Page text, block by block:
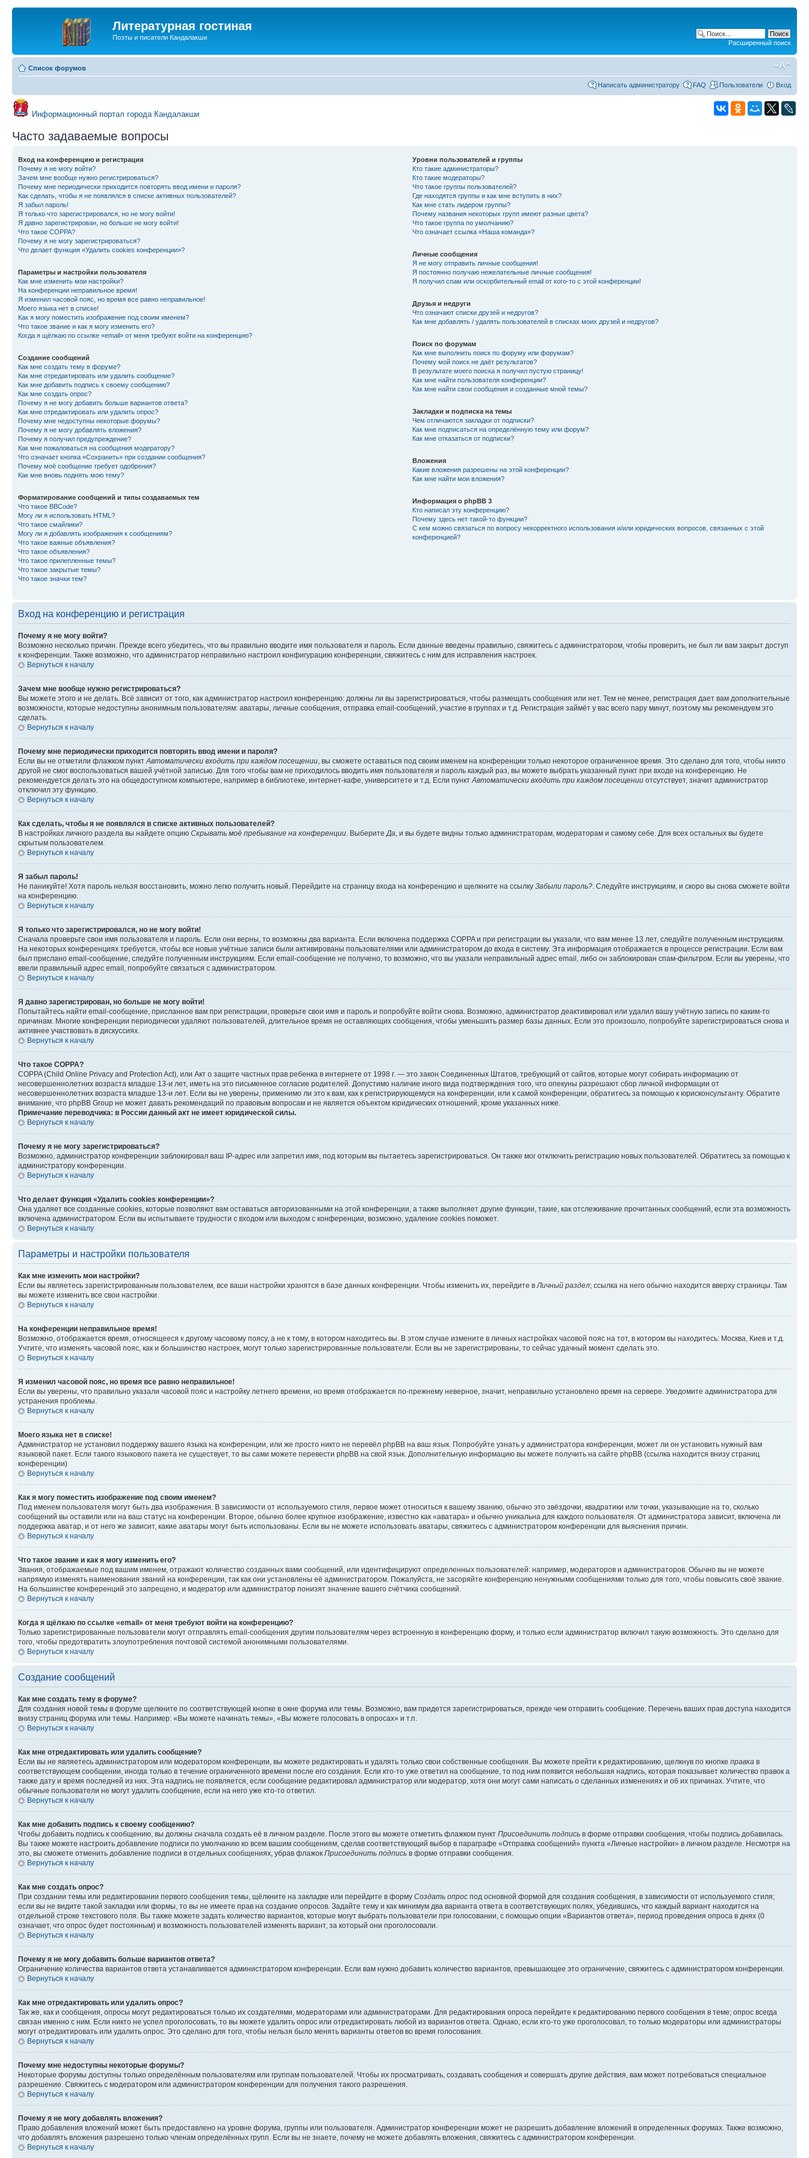
Литературная гостиная
Поэты и писатели Кандалакши
Расширенный поиск
Список форумов
Написать администратору FAQ Пользователи Вход
Информационный портал города Кандалакши
Часто задаваемые вопросы
Вход на конференцию и регистрация
Почему я не могу войти?
Зачем мне вообще нужно регистрироваться?
Почему мне периодически приходится повторять ввод имени и пароля?
Как сделать, чтобы я не появлялся в списке активных пользователей?
Я забыл пароль!
Я только что зарегистрировался, но не могу войти!
Я давно зарегистрирован, но больше не могу войти!
Что такое COPPA?
Почему я не могу зарегистрироваться?
Что делает функция «Удалить cookies конференции»?
Параметры и настройки пользователя
Как мне изменить мои настройки?
На конференции неправильное время!
Я изменил часовой пояс, но время все равно неправильное!
Моего языка нет в списке!
Как я могу поместить изображение под своим именем?
Что такое звание и как я могу изменить его?
Когда я щёлкаю по ссылке «email» от меня требуют войти на конференцию?
Создание сообщений
Как мне создать тему в форуме?
Как мне отредактировать или удалить сообщение?
Как мне добавить подпись к своему сообщению?
Как мне создать опрос?
Почему я не могу добавить больше вариантов ответа?
Как мне отредактировать или удалить опрос?
Почему мне недоступны некоторые форумы?
Почему я не могу добавлять вложения?
Почему я получил предупреждение?
Как мне пожаловаться на сообщения модератору?
Что означает кнопка «Сохранить» при создании сообщения?
Почему моё сообщение требует одобрения?
Как мне вновь поднять мою тему?
Форматирование сообщений и типы создаваемых тем
Что такое BBCode?
Могу ли я использовать HTML?
Что такое смайлики?
Могу ли я добавлять изображения к сообщениям?
Что такое важные объявления?
Что такое объявления?
Что такое прилепленные темы?
Что такое закрытые темы?
Что такое значки тем?
Уровни пользователей и группы
Кто такие администраторы?
Кто такие модераторы?
Что такое группы пользователей?
Где находятся группы и как мне вступить в них?
Как мне стать лидером группы?
Почему названия некоторых групп имеют разные цвета?
Что такое группа по умолчанию?
Что означает ссылка «Наша команда»?
Личные сообщения
Я не могу отправить личные сообщения!
Я постоянно получаю нежелательные личные сообщения!
Я получил спам или оскорбительный email от кого-то с этой конференции!
Друзья и недруги
Что означают списки друзей и недругов?
Как мне добавлять / удалять пользователей в списках моих друзей и недругов?
Поиск по форумам
Как мне выполнить поиск по форуму или форумам?
Почему мой поиск не даёт результатов?
В результате моего поиска я получил пустую страницу!
Как мне найти пользователя конференции?
Как мне найти свои сообщения и созданные мной темы?
Закладки и подписка на темы
Чем отличаются закладки от подписки?
Как мне подписаться на определённую тему или форум?
Как мне отказаться от подписки?
Вложения
Какие вложения разрешены на этой конференции?
Как мне найти мои вложения?
Информация о phpBB 3
Кто написал эту конференцию?
Почему здесь нет такой-то функции?
С кем можно связаться по вопросу некорректного использования и/или юридических вопросов, связанных с этой
конференцией?
Вход на конференцию и регистрация
Почему я не могу войти?
Возможно несколько причин. Прежде всего убедитесь, что вы правильно вводите имя пользователя и пароль. Если данные введены правильно, свяжитесь с администратором, чтобы проверить, не был ли вам закрыт доступ
к конференции. Также возможно, что администратор неправильно настроил конфигурацию конференции, свяжитесь с ним для исправления настроек.
Вернуться к началу
Зачем мне вообще нужно регистрироваться?
Вы можете этого и не делать. Всё зависит от того, как администратор настроил конференцию: должны ли вы зарегистрироваться, чтобы размещать сообщения или нет. Тем не менее, регистрация дает вам дополнительные
возможности, которые недоступны анонимным пользователям: аватары, личные сообщения, отправка email-сообщений, участие в группах и т.д. Регистрация займёт у вас всего пару минут, поэтому мы рекомендуем это
сделать.
Вернуться к началу
Почему мне периодически приходится повторять ввод имени и пароля?
Если вы не отметили флажком пункт Автоматически входить при каждом посещении , вы сможете оставаться под своим именем на конференции только некоторое ограниченное время. Это сделано для того, чтобы никто
другой не смог воспользоваться вашей учётной записью. Для того чтобы вам не приходилось вводить имя пользователя и пароль каждый раз, вы можете выбрать указанный пункт при входе на конференцию. Не
рекомендуется делать это на общедоступном компьютере, например в библиотеке, интернет-кафе, университете и т.д. Если пункт Автоматически входить при каждом посещении отсутствует, значит администратор
отключил эту функцию.
Вернуться к началу
Как сделать, чтобы я не появлялся в списке активных пользователей?
В настройках личного раздела вы найдете опцию Скрывать моё пребывание на конференции . Выберите Да , и вы будете видны только администраторам, модераторам и самому себе. Для всех остальных вы будете
скрытым пользователем.
Вернуться к началу
Я забыл пароль!
Не паникуйте! Хотя пароль нельзя восстановить, можно легко получить новый. Перейдите на страницу входа на конференцию и щелкните на ссылку Забыли пароль? . Следуйте инструкциям, и скоро вы снова сможете войти
на конференцию.
Вернуться к началу
Я только что зарегистрировался, но не могу войти!
Сначала проверьте свои имя пользователя и пароль. Если они верны, то возможны два варианта. Если включена поддержка COPPA и при регистрации вы указали, что вам менее 13 лет, следуйте полученным инструкциям.
На некоторых конференциях требуется, чтобы все новые учётные записи были активированы пользователями или администратором до входа в систему. Эта информация отображается в процессе регистрации. Если вам
был прислано email-сообщение, следуйте полученным инструкциям. Если email-сообщение не получено, то возможно, что вы указали неправильный адрес email, либо он заблокирован спам-фильтром. Если вы уверены, что
ввели правильный адрес email, попробуйте связаться с администратором.
Вернуться к началу
Я давно зарегистрирован, но больше не могу войти!
Попытайтесь найти email-сообщение, присланное вам при регистрации, проверьте свои имя и пароль и попробуйте войти снова. Возможно, администратор деактивировал или удалил вашу учётную запись по каким-то
причинам. Многие конференции периодически удаляют пользователей, длительное время не оставляющих сообщения, чтобы уменьшить размер базы данных. Если это произошло, попробуйте зарегистрироваться снова и
активнее участвовать в дискуссиях.
Вернуться к началу
Что такое COPPA?
COPPA (Child Online Privacy and Protection Act), или Акт о защите частных прав ребенка в интернете от 1998 г. — это закон Соединенных Штатов, требующий от сайтов, которые могут собирать информацию от
несовершеннолетних возраста младше 13-и лет, иметь на это письменное согласие родителей. Допустимо наличие иного вида подтверждения того, что опекуны разрешают сбор личной информации от
несовершеннолетних возраста младше 13-и лет. Если вы не уверены, применимо ли это к вам, как к регистрирующемуся на конференции, или к самой конференции, обратитесь за помощью к юрисконсультанту. Обратите
внимание, что phpBB Group не может давать рекомендаций по правовым вопросам и не является объектом юридических отношений, кроме указанных ниже.
Примечание переводчика: в России данный акт не имеет юридической силы.
Вернуться к началу
Почему я не могу зарегистрироваться?
Возможно, администратор конференции заблокировал ваш IP-адрес или запретил имя, под которым вы пытаетесь зарегистрироваться. Он также мог отключить регистрацию новых пользователей. Обратитесь за помощью к
администратору конференции.
Вернуться к началу
Что делает функция «Удалить cookies конференции»?
Она удаляет все созданные cookies, которые позволяют вам оставаться авторизованными на этой конференции, а также выполняет другие функции, такие, как отслеживание прочитанных сообщений, если эта возможность
включена администратором. Если вы испытываете трудности с входом или выходом с конференции, возможно, удаление cookies поможет.
Вернуться к началу
Параметры и настройки пользователя
Как мне изменить мои настройки?
Если вы являетесь зарегистрированным пользователем, все ваши настройки хранятся в базе данных конференции. Чтобы изменить их, перейдите в Личный раздел; ссылка на него обычно находится вверху страницы. Там
вы можете изменить все свои настройки.
Вернуться к началу
На конференции неправильное время!
Возможно, отображается время, относящееся к другому часовому поясу, а не к тому, в котором находитесь вы. В этом случае измените в личных настройках часовой пояс на тот, в котором вы находитесь: Москва, Киев и т.д.
Учтите, что изменять часовой пояс, как и большинство настроек, могут только зарегистрированные пользователи. Если вы не зарегистрированы, то сейчас удачный момент сделать это.
Вернуться к началу
Я изменил часовой пояс, но время все равно неправильное!
Если вы уверены, что правильно указали часовой пояс и настройку летнего времени, но время отображается по-прежнему неверное, значит, неправильно установлено время на сервере. Уведомите администратора для
устранения проблемы.
Вернуться к началу
Моего языка нет в списке!
Администратор не установил поддержку вашего языка на конференции, или же просто никто не перевёл phpBB на ваш язык. Попробуйте узнать у администратора конференции, может ли он установить нужный вам
языковой пакет. Если такого языкового пакета не существует, то вы сами можете перевести phpBB на свой язык. Дополнительную информацию вы можете получить на сайте phpBB (ссылка находится внизу страниц
конференции)
Вернуться к началу
Как я могу поместить изображение под своим именем?
Под именем пользователя могут быть два изображения. В зависимости от используемого стиля, первое может относиться к вашему званию, обычно это звёздочки, квадратики или точки, указывающие на то, сколько
сообщений вы оставили или на ваш статус на конференции. Второе, обычно более крупное изображение, известно как «аватара» и обычно уникальна для каждого пользователя. От администратора зависит, включена ли
поддержка аватар, и от него же зависит, какие аватары могут быть использованы. Если вы не можете использовать аватары, свяжитесь с администратором конференции для выяснения причин.
Вернуться к началу
Что такое звание и как я могу изменить его?
Звания, отображаемые под вашим именем, отражают количество созданных вами сообщений, или идентифицируют определенных пользователей: например, модераторов и администраторов. Обычно вы не можете
напрямую изменять наименования званий на конференции, так как они установлены её администратором. Пожалуйста, не засоряйте конференцию ненужными сообщениями только для того, чтобы повысить своё звание.
На большинстве конференций это запрещено, и модератор или администратор понизят значение вашего счётчика сообщений.
Вернуться к началу
Когда я щёлкаю по ссылке «email» от меня требуют войти на конференцию?
Только зарегистрированные пользователи могут отправлять email-сообщения другим пользователям через встроенную в конференцию форму, и только если администратор включил такую возможность. Это сделано для
того, чтобы предотвратить злоупотребления почтовой системой анонимными пользователями.
Вернуться к началу
Создание сообщений
Как мне создать тему в форуме?
Для создания новой темы в форуме щелкните по соответствующей кнопке в окне форума или темы. Возможно, вам придется зарегистрироваться, прежде чем отправить сообщение. Перечень ваших прав доступа находится
внизу страниц форума или темы. Например: «Вы можете начинать темы», «Вы можете голосовать в опросах» и т.п.
Вернуться к началу
Как мне отредактировать или удалить сообщение?
Если вы не являетесь администратором или модератором конференции, вы можете редактировать и удалять только свои собственные сообщения. Вы можете прейти к редактированию, щелкнув по кнопке правка в
соответствующем сообщении, иногда только в течение ограниченного времени после его создания. Если кто-то уже ответил на сообщение, то под ним появится небольшая надпись, которая показывает количество правок а
также дату и время последней из них. Эта надпись не появляется, если сообщение редактировал администратор или модератор, хотя они могут сами написать о сделанных изменениях и об их причинах. Учтите, что
обычные пользователи не могут удалить сообщение, если на него уже кто-то ответил.
Вернуться к началу
Как мне добавить подпись к своему сообщению?
Чтобы добавить подпись к сообщению, вы должны сначала создать её в личном разделе. После этого вы можете отметить флажком пункт Присоединить подпись в форме отправки сообщения, чтобы подпись добавилась.
Вы также можете настроить добавление подписи по умолчанию ко всем вашим сообщениям, сделав соответствующий выбор в параграфе «Отправка сообщений» пункта «Личные настройки» в личном разделе. Несмотря на
это, вы сможете отменить добавление подписи в отдельных сообщениях, убрав флажок Присоединить подпись в форме отправки сообщения.
Вернуться к началу
Как мне создать опрос?
При создании темы или редактировании первого сообщения темы, щёлкните на закладке или перейдите в форму Создать опрос под основной формой для создания сообщения, в зависимости от используемого стиля;
если вы не видите такой закладки или формы, то вы не имеете прав на создание опросов. Задайте тему и как минимум два варианта ответа в соответствующих полях, убедившись, что каждый вариант находится на
отдельной строке текстового поля. Вы также можете задать количество вариантов, которые могут выбрать пользователи при голосовании, с помощью опции «Вариантов ответа», период проведения опроса в днях (0
означает, что опрос будет постоянным) и возможность пользователей изменять вариант, за который они проголосовали.
Вернуться к началу
Почему я не могу добавить больше вариантов ответа?
Ограничение количества вариантов ответа устанавливается администратором конференции. Если вам нужно добавить количество вариантов, превышающее это ограничение, свяжитесь с администратором конференции.
Вернуться к началу
Как мне отредактировать или удалить опрос?
Так же, как и сообщения, опросы могут редактироваться только их создателями, модераторами или администраторами. Для редактирования опроса перейдите к редактированию первого сообщения в теме; опрос всегда
связан именно с ним. Если никто не успел проголосовать, то вы можете удалить опрос или отредактировать любой из вариантов ответа. Однако, если кто-то уже проголосовал, то только модераторы или администраторы
могут отредактировать или удалить опрос. Это сделано для того, чтобы нельзя было менять варианты ответов во время голосования.
Вернуться к началу
Почему мне недоступны некоторые форумы?
Некоторые форумы доступны только определённым пользователям или группам пользователей. Чтобы их просматривать, создавать сообщения и совершать другие действия, вам может потребоваться специальное
разрешение. Свяжитесь с модератором или администратором конференции для получения такого разрешения.
Вернуться к началу
Почему я не могу добавлять вложения?
Право добавления вложений может быть предоставлено на уровне форума, группы или пользователя. Администратор конференции может не разрешить добавление вложений в определенных форумах. Также возможно,
что добавлять вложения разрешено только членам определённых групп. Если вы не знаете, почему не можете добавлять вложения, свяжитесь с администратором конференции.
Вернуться к началу